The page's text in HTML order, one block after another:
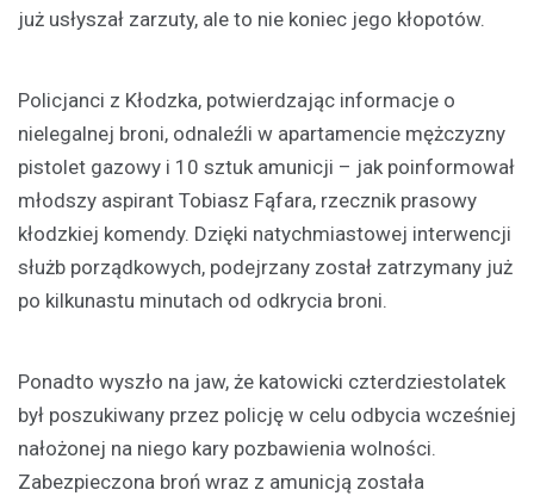
już usłyszał zarzuty, ale to nie koniec jego kłopotów.
Policjanci z Kłodzka, potwierdzając informacje o
nielegalnej broni, odnaleźli w apartamencie mężczyzny
pistolet gazowy i 10 sztuk amunicji – jak poinformował
młodszy aspirant Tobiasz Fąfara, rzecznik prasowy
kłodzkiej komendy. Dzięki natychmiastowej interwencji
służb porządkowych, podejrzany został zatrzymany już
po kilkunastu minutach od odkrycia broni.
Ponadto wyszło na jaw, że katowicki czterdziestolatek
był poszukiwany przez policję w celu odbycia wcześniej
nałożonej na niego kary pozbawienia wolności.
Zabezpieczona broń wraz z amunicją została